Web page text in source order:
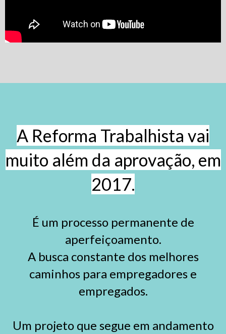
A Reforma Trabalhista vai
muito além da aprovação, em
2017.
É um processo permanente de
aperfeiçoamento.
A busca constante dos melhores
caminhos para empregadores e
empregados.
Um projeto que segue em andamento